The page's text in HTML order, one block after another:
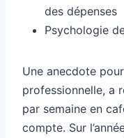
des dépenses
Psychologie
Une anecdote
professionnelle, a
par semaine en
compte. Sur